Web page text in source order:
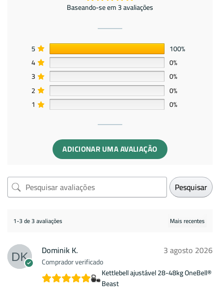
Baseando-se em 3 avaliações
5
100%
4
0%
3
0%
2
0%
1
0%
ADICIONAR UMA AVALIAÇÃO
Pesquisar
1-3 de 3 avaliações
Dominik K.
Comprador verificado
3 agosto 2026
Kettlebell ajustável 28-48kg OneBell®
Beast